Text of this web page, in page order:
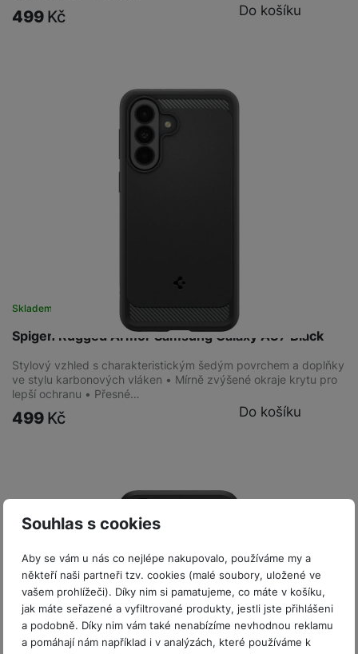
Souhlas s cookies
Aby se vám u nás co nejlépe nakupovalo, používáme my a
někteří naši partneři tzv. cookies (malé soubory, uložené ve
vašem prohlížeči). Díky nim si pamatujeme, co máte v košíku,
jak máte seřazené a vyfiltrované produkty, jestli jste přihlášeni
a podobně. Díky nim vám také nenabízíme nevhodnou reklamu
a pomáhají nám například i v analýzách, které používáme k
499 Kč Do košíku
Spigen Rugged Armor Samsung Galaxy A37 Black
Skladem
Stylový vzhled s charakteristickým šedým povrchem a doplňky
ve stylu karbonových vláken • Mírně zvýšené okraje krytu pro
lepší ochranu • Přesné…
499 Kč Do košíku